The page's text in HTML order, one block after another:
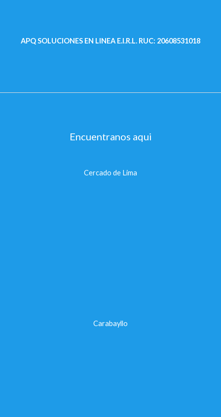
APQ SOLUCIONES EN LINEA E.I.R.L. RUC: 20608531018
Encuentranos aqui
Cercado de Lima
Carabayllo